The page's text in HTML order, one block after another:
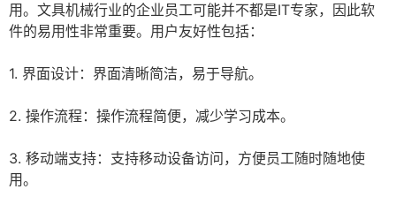
用。文具机械行业的企业员工可能并不都是IT专家，因此软
件的易用性非常重要。用户友好性包括：
1. 界面设计：界面清晰简洁，易于导航。
2. 操作流程：操作流程简便，减少学习成本。
3. 移动端支持：支持移动设备访问，方便员工随时随地使
用。